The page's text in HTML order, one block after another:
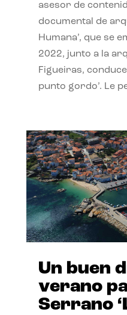
asesor de
documental de
Humana’, que se
2022, junto a la
Figueiras,
punto gordo’. Le
Un buen
verano
Serrano